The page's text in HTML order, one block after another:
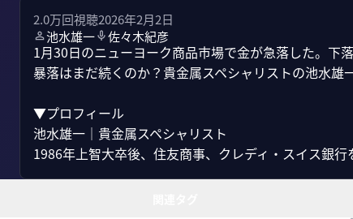
2.0万回視聴2026年2月2日
池水雄一
佐々木紀彦
1月30日のニューヨーク商品市場で金が急落した。下
暴落はまだ続くのか？貴金属スペシャリストの池水雄
▼プロフィール
池水雄一｜貴金属スペシャリスト
1986年上智大卒後、住友商事、クレディ・スイス銀